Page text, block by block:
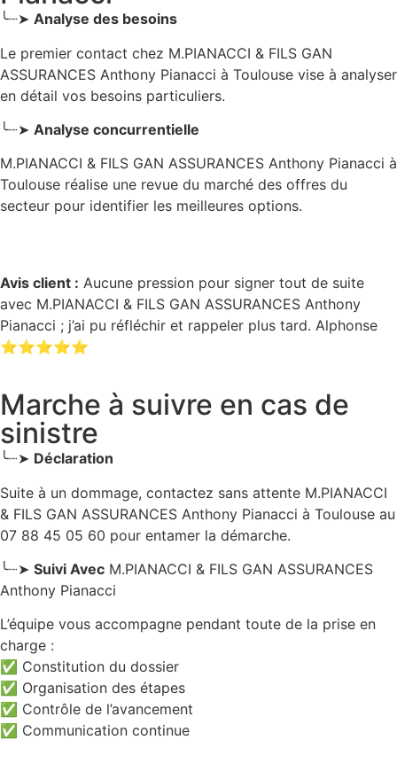
╰┈➤ Analyse des besoins
Le premier contact chez M.PIANACCI & FILS GAN
ASSURANCES Anthony Pianacci à Toulouse vise à analyser
en détail vos besoins particuliers.
╰┈➤ Analyse concurrentielle
M.PIANACCI & FILS GAN ASSURANCES Anthony Pianacci à
Toulouse réalise une revue du marché des offres du
secteur pour identifier les meilleures options.
Avis client : Aucune pression pour signer tout de suite
avec M.PIANACCI & FILS GAN ASSURANCES Anthony
Pianacci ; j’ai pu réfléchir et rappeler plus tard. Alphonse
⭐⭐⭐⭐⭐
Marche à suivre en cas de
sinistre
╰┈➤ Déclaration
Suite à un dommage, contactez sans attente M.PIANACCI
& FILS GAN ASSURANCES Anthony Pianacci à Toulouse au
07 88 45 05 60 pour entamer la démarche.
╰┈➤ Suivi Avec M.PIANACCI & FILS GAN ASSURANCES
Anthony Pianacci
L’équipe vous accompagne pendant toute de la prise en
charge :
✅ Constitution du dossier
✅ Organisation des étapes
✅ Contrôle de l’avancement
✅ Communication continue